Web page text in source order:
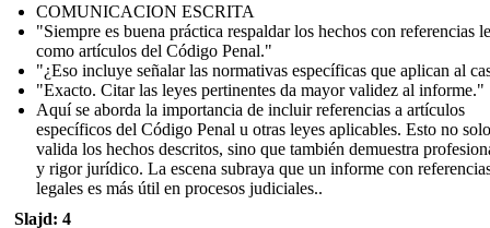
COMUNICACION ESCRITA
"Siempre es buena práctica respaldar los hechos con referencias
como artículos del Código Penal."
"¿Eso incluye señalar las normativas específicas que aplican al
"Exacto. Citar las leyes pertinentes da mayor validez al informe."
Aquí se aborda la importancia de incluir referencias a artículos
específicos del Código Penal u otras leyes aplicables. Esto no solo
valida los hechos descritos, sino que también demuestra
y rigor jurídico. La escena subraya que un informe con
legales es más útil en procesos judiciales..
Slajd: 4